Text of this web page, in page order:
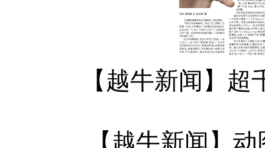
【越牛新闻】
【越牛新闻】